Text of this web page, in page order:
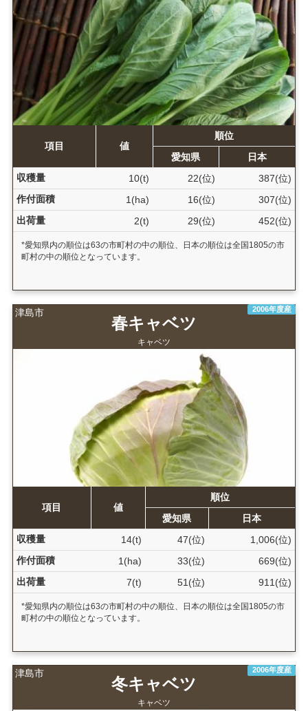
項目 値
順位
愛知県
日本
収穫量
10(t) 22(位)
387(位)
作付面積
1(ha) 16(位)
307(位)
出荷量
2(t) 29(位) 452(位)
*愛知県内の順位は63の市町村の中の順位、日本の順位は全国1805の市
町村の中の順位となっています。
津島市 2006年度産
春キャベツ
キャベツ
項目 値
順位
愛知県
日本
収穫量
14(t) 47(位)
1,006(位)
作付面積
1(ha) 33(位)
669(位)
出荷量
7(t) 51(位) 911(位)
*愛知県内の順位は63の市町村の中の順位、日本の順位は全国1805の市
町村の中の順位となっています。
津島市 2006年度産
冬キャベツ
キャベツ